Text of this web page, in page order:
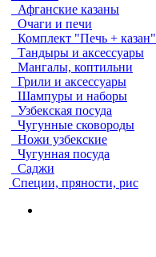
Афганские казаны
Очаги и печи
Комплект "Печь + казан"
Тандыры и аксессуары
Мангалы, коптильни
Грили и аксессуары
Шампуры и наборы
Узбекская посуда
Чугунные сковороды
Ножи узбекские
Чугунная посуда
Саджи
Специи, пряности, рис